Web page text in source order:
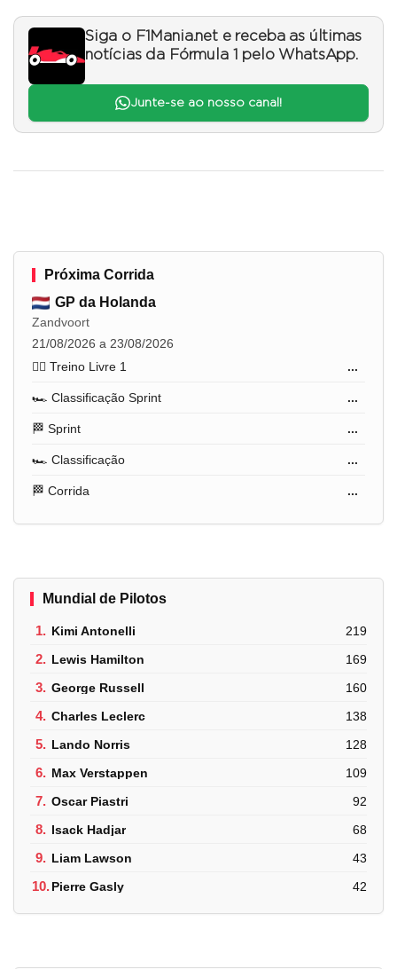
Siga o F1Mania.net e receba as últimas
notícias da Fórmula 1 pelo WhatsApp.
Junte-se ao nosso canal!
Próxima Corrida
GP da Holanda
Zandvoort
21/08/2026 a 23/08/2026
🏋️‍♂️ Treino Livre 1
...
🏎️ Classificação Sprint ...
🏁 Sprint ...
🏎️ Classificação ...
🏁 Corrida ...
Mundial de Pilotos
1. Kimi Antonelli 219
2. Lewis Hamilton 169
3. George Russell 160
4. Charles Leclerc 138
5. Lando Norris 128
6. Max Verstappen 109
7. Oscar Piastri 92
8. Isack Hadjar 68
9. Liam Lawson 43
10.Pierre Gasly 42